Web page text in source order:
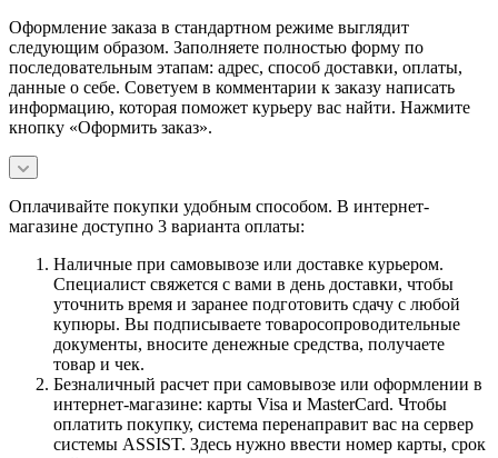
Оформление заказа в стандартном режиме выглядит
следующим образом. Заполняете полностью форму по
последовательным этапам: адрес, способ доставки, оплаты,
данные о себе. Советуем в комментарии к заказу написать
информацию, которая поможет курьеру вас найти. Нажмите
кнопку «Оформить заказ».
Оплачивайте покупки удобным способом. В интернет-
магазине доступно 3 варианта оплаты:
Наличные при самовывозе или доставке курьером.
Специалист свяжется с вами в день доставки, чтобы
уточнить время и заранее подготовить сдачу с любой
купюры. Вы подписываете товаросопроводительные
документы, вносите денежные средства, получаете
товар и чек.
Безналичный расчет при самовывозе или оформлении в
интернет-магазине: карты Visa и MasterCard. Чтобы
оплатить покупку, система перенаправит вас на сервер
системы ASSIST. Здесь нужно ввести номер карты, срок